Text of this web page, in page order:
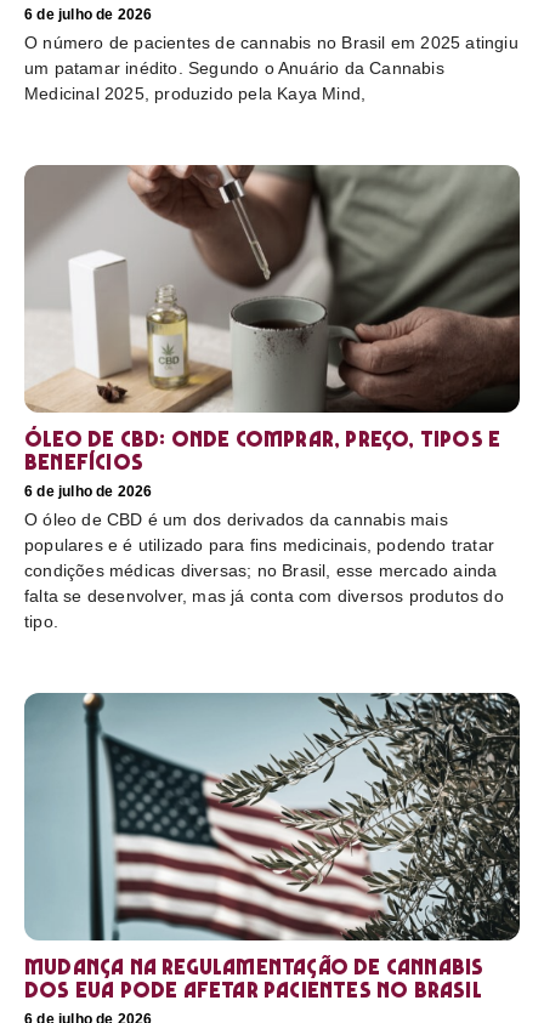
6 de julho de 2026
O número de pacientes de cannabis no Brasil em 2025 atingiu
um patamar inédito. Segundo o Anuário da Cannabis
Medicinal 2025, produzido pela Kaya Mind,
Óleo de CBD: Onde comprar, preço, tipos e
benefícios
6 de julho de 2026
O óleo de CBD é um dos derivados da cannabis mais
populares e é utilizado para fins medicinais, podendo tratar
condições médicas diversas; no Brasil, esse mercado ainda
falta se desenvolver, mas já conta com diversos produtos do
tipo.
Mudança na regulamentação de cannabis
dos EUA pode afetar pacientes no Brasil
6 de julho de 2026